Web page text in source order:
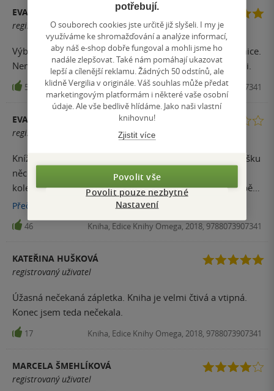
EVA L.
registrovaný uživatel
Výborná kniha o neobyčejném životě "obyčejné" kadeřnice.
Nemohla jsem se od knihy odtrhnout :) Vřele doporučuji.
51 Kniha, Edice Knihy Omega, 2018, 9788073907341
EVA
registrovaný uživatel
Knížka nebyla špatná, ale podle anotace jsem čekala trošku
něco jiného. Předpokládala jsem, že hrdince bude tak
kolem 35 let a jí bylo tuším 46-48. Trochu jinak pak příběh
vyznívá.
Přečíst
46 Kniha, Edice Knihy Omega, 2018, 9788073907341
KATEŘINA HUŠKOVÁ
registrovaný uživatel
Úžasná nečekaná zápletka. Kniha je velmi čtivá a vtipná.
Konec jsem teda nečekala.
17 Kniha, Edice Knihy Omega, 2018, 9788073907341
MARCELA ŠMEHLÍKOVÁ
registrovaný uživatel
potřebují.
O souborech cookies jste určitě již slyšeli. I my je
využíváme ke shromažďování a analýze informací,
aby náš e-shop dobře fungoval a mohli jsme ho
nadále zlepšovat. Také nám pomáhají ukazovat
lepší a cílenější reklamu. Žádných 50 odstínů, ale
klidně Vergilia v originále. Váš souhlas může předat
marketingovým platformám i některé vaše osobní
údaje. Ale vše bedlivě hlídáme. Jako naši vlastní
knihovnu!
Zjistit více
Povolit vše
Povolit pouze nezbytné
Nastavení